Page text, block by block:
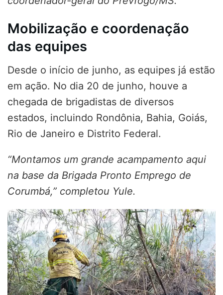
Mobilização e coordenação
das equipes
Desde o início de junho, as equipes já estão
em ação. No dia 20 de junho, houve a
chegada de brigadistas de diversos
estados, incluindo Rondônia, Bahia, Goiás,
Rio de Janeiro e Distrito Federal.
“Montamos um grande acampamento aqui
na base da Brigada Pronto Emprego de
Corumbá,” completou Yule.